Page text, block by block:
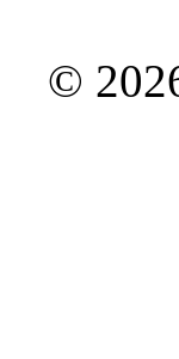
©